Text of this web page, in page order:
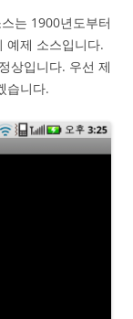
는 1900년도부터
예제 소스입니다.
상입니다. 우선 제
습니다.